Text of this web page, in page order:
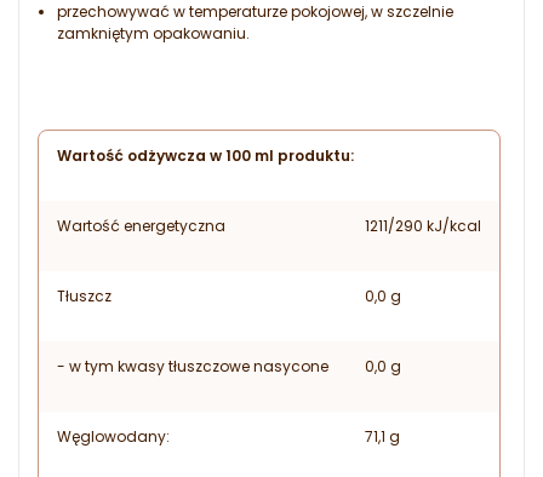
przechowywać w temperaturze pokojowej, w szczelnie
zamkniętym opakowaniu.
Wartość odżywcza w 100 ml produktu:
Wartość energetyczna 1211/290 kJ/kcal
Tłuszcz 0,0 g
- w tym kwasy tłuszczowe nasycone 0,0 g
Węglowodany: 71,1 g